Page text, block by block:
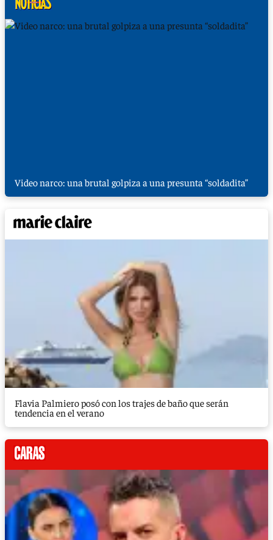
Video narco: una brutal golpiza a una presunta “soldadita”
Flavia Palmiero posó con los trajes de baño que serán
tendencia en el verano